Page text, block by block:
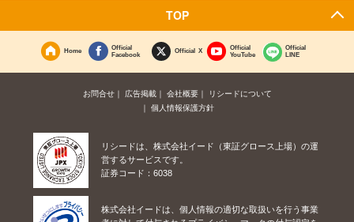
TOP
Home
Official
Facebook
Official X
Official
YouTube
Official
LINE
お問合せ 広告掲載 会社概要
リシードについて
個人情報保護方針
リシードは、株式会社イード（東証グロース上場）の運
営するサービスです。
証券コード：6038
株式会社イードは、個人情報の適切な取扱いを行う事業